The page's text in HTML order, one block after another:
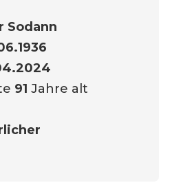
Sodann
91 Jahre alt